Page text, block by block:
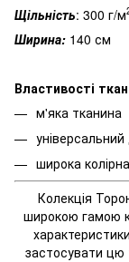
Щільність: 300 г/м
Ширина: 140 см
Властивості
м'яка тканина
широка
Колекція
широкою гамою
застосувати цю